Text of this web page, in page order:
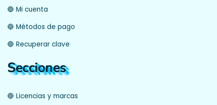
🔵 Mi cuenta
🔵 Métodos de pago
🔵 Recuperar clave
Secciones
🔵 Licencias y marcas